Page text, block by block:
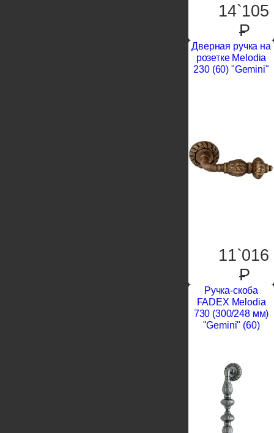
14`105
P
Дверная ручка на
розетке Melodia
230 (60) "Gemini"
11`016
P
Ручка-скоба
FADEX Melodia
730 (300/248 мм)
"Gemini" (60)